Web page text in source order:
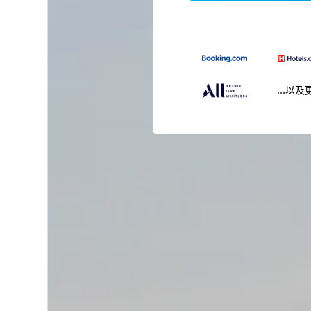
...以及